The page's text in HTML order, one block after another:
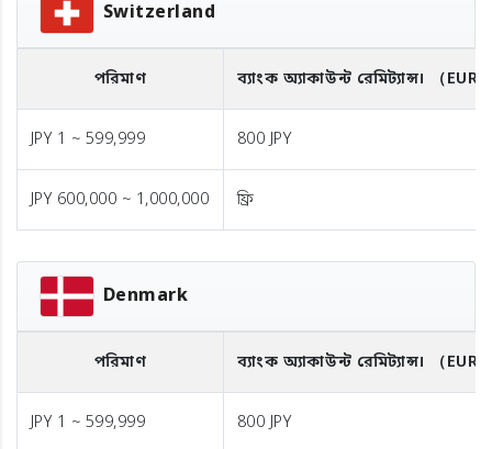
Switzerland
পরিমাণ ব্যাংক অ্যাকাউন্ট রেমিট্যান্স। （EUR
JPY 1 ~ 599,999 800 JPY
JPY 600,000 ~ 1,000,000 ফ্রি
Denmark
পরিমাণ ব্যাংক অ্যাকাউন্ট রেমিট্যান্স। （EUR
JPY 1 ~ 599,999 800 JPY